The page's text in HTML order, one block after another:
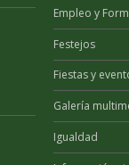
Empleo y
Festejos
Fiestas y
Galería
Igualdad